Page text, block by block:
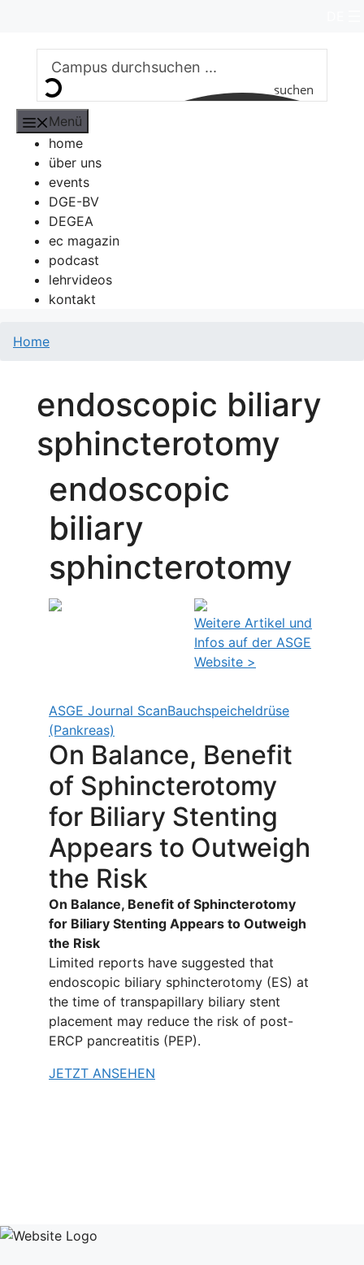
springen
suchen
Menü
home
über uns
events
DGE-BV
DEGEA
ec magazin
podcast
lehrvideos
kontakt
Home
endoscopic biliary
sphincterotomy
endoscopic
biliary
sphincterotomy
Weitere Artikel und
Infos auf der ASGE
Website >
ASGE Journal ScanBauchspeicheldrüse
(Pankreas)
On Balance, Benefit
of Sphincterotomy
for Biliary Stenting
Appears to Outweigh
the Risk
On Balance, Benefit of Sphincterotomy
for Biliary Stenting Appears to Outweigh
the Risk
Limited reports have suggested that
endoscopic biliary sphincterotomy (ES) at
the time of transpapillary biliary stent
placement may reduce the risk of post-
ERCP pancreatitis (PEP).
JETZT ANSEHEN